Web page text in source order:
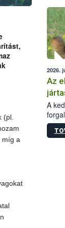
(pl.
míg a
2026.
Az
A